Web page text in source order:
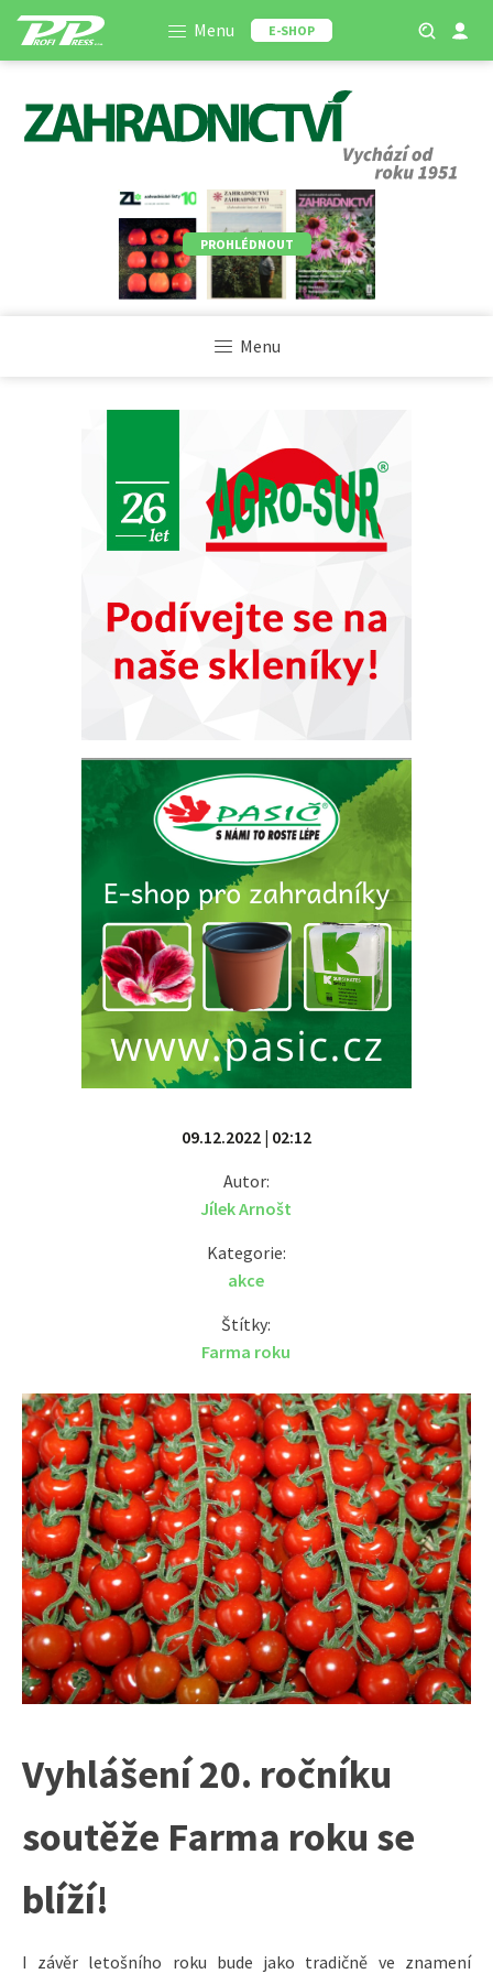
Menu E-SHOP
PROHLÉDNOUT
Menu
09.12.2022 | 02:12
Autor:
Jílek Arnošt
Kategorie:
akce
Štítky:
Farma roku
Vyhlášení 20. ročníku
soutěže Farma roku se
blíží!
I závěr letošního roku bude jako tradičně ve znamení